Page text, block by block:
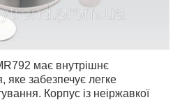
має внутрішнє
яке забезпечує легке
Корпус із неіржавкої